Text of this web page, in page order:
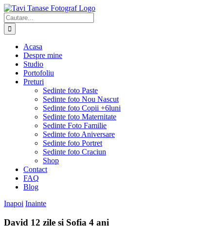
Skip
to
content
Cautare...
Acasa
Despre mine
Studio
Portofoliu
Preturi
Sedinte foto Paste
Sedinte foto Nou Nascut
Sedinte foto Copii +6luni
Sedinte foto Maternitate
Sedinte Foto Familie
Sedinte foto Aniversare
Sedinte foto Portret
Sedinte foto Craciun
Shop
Contact
FAQ
Blog
Inapoi Inainte
David 12 zile si Sofia 4 ani